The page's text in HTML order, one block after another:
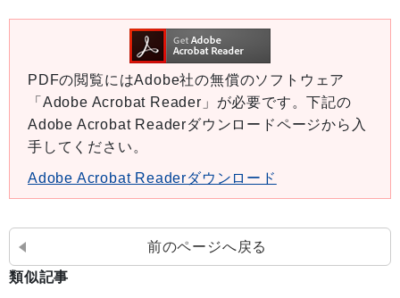
PDFの閲覧にはAdobe社の無償のソフトウェア
「Adobe Acrobat Reader」が必要です。下記の
Adobe Acrobat Readerダウンロードページから入
手してください。
Adobe Acrobat Readerダウンロード
前のページへ戻る
類似記事